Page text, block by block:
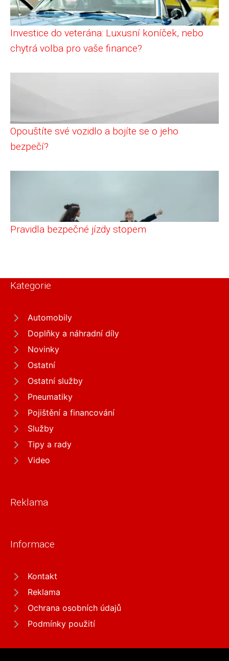
Investice do veterána: Luxusní koníček, nebo
chytrá volba pro vaše finance?
Opouštíte své vozidlo a bojíte se o jeho
bezpečí?
Pravidla bezpečné jízdy stopem
Kategorie
Automobily
Doplňky a náhradní díly
Novinky
Ostatní
Ostatní služby
Pneumatiky
Pojištění a financování
Služby
Tipy a rady
Video
Reklama
Informace
Kontakt
Reklama
Ochrana osobních údajů
Podmínky použití